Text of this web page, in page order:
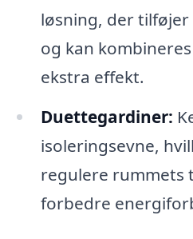
løsning, der
og kan
ekstra effekt.
Duettegardiner:
isoleringsevne,
regulere rummets
forbedre